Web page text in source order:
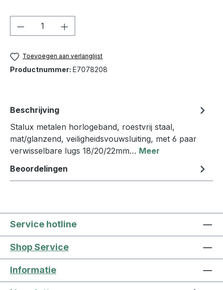
Producthoeveelheid: Voer de
Toevoegen aan verlanglijst
Productnummer: E7078208
Beschrijving
Stalux metalen horlogeband, roestvrij staal,
mat/glanzend, veiligheidsvouwsluiting, met 6 paar
verwisselbare lugs 18/20/22mm… Meer
Beoordelingen
Service hotline
Shop Service
Informatie